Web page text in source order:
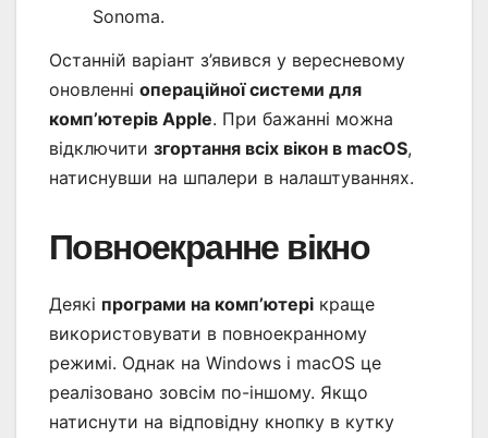
Sonoma.
Останній варіант з’явився у вересневому
оновленні операційної системи для
комп’ютерів Apple. При бажанні можна
відключити згортання всіх вікон в macOS,
натиснувши на шпалери в налаштуваннях.
Повноекранне вікно
Деякі програми на комп’ютері краще
використовувати в повноекранному
режимі. Однак на Windows і macOS це
реалізовано зовсім по-іншому. Якщо
натиснути на відповідну кнопку в кутку